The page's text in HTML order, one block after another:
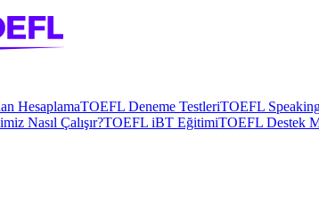
HesaplamaTOEFL Deneme TestleriTOEFL
Nasıl Çalışır?TOEFL iBT EğitimiTOEFL Destek